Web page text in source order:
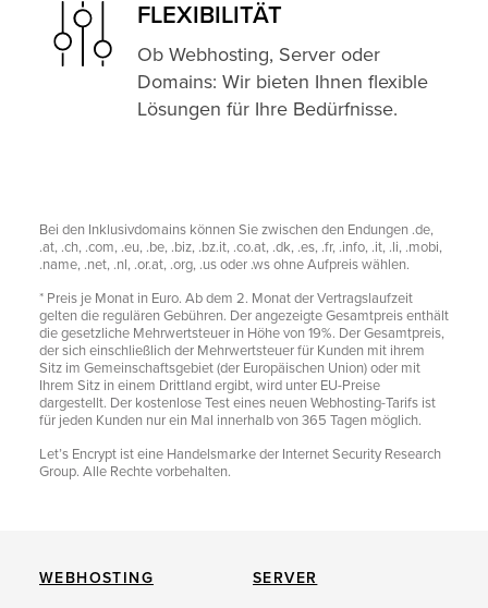
FLEXIBILITÄT
Ob Webhosting, Server oder
Domains: Wir bieten Ihnen flexible
Lösungen für Ihre Bedürfnisse.
Bei den Inklusivdomains können Sie zwischen den Endungen .de,
.at, .ch, .com, .eu, .be, .biz, .bz.it, .co.at, .dk, .es, .fr, .info, .it, .li, .mobi,
.name, .net, .nl, .or.at, .org, .us oder .ws ohne Aufpreis wählen.
* Preis je Monat in Euro. Ab dem 2. Monat der Vertragslaufzeit
gelten die regulären Gebühren. Der angezeigte Gesamtpreis enthält
die gesetzliche Mehrwertsteuer in Höhe von 19%. Der Gesamtpreis,
der sich einschließlich der Mehrwertsteuer für Kunden mit ihrem
Sitz im Gemeinschaftsgebiet (der Europäischen Union) oder mit
Ihrem Sitz in einem Drittland ergibt, wird unter EU-Preise
dargestellt. Der kostenlose Test eines neuen Webhosting-Tarifs ist
für jeden Kunden nur ein Mal innerhalb von 365 Tagen möglich.
Let’s Encrypt ist eine Handelsmarke der Internet Security Research
Group. Alle Rechte vorbehalten.
WEBHOSTING SERVER